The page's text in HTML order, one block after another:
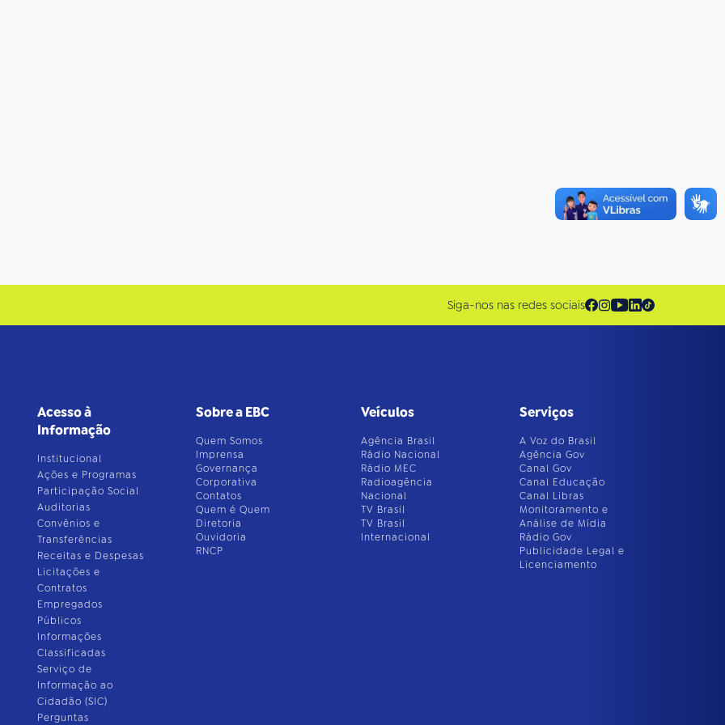
Siga-nos nas redes sociais
Acesso à
Informação
Institucional
Ações e Programas
Participação Social
Auditorias
Convênios e
Transferências
Receitas e Despesas
Licitações e
Contratos
Empregados
Públicos
Informações
Classificadas
Serviço de
Informação ao
Cidadão (SIC)
Perguntas
Sobre a EBC
Quem Somos
Imprensa
Governança
Corporativa
Contatos
Quem é Quem
Diretoria
Ouvidoria
RNCP
Veículos
Agência Brasil
Rádio Nacional
Rádio MEC
Radioagência
Nacional
TV Brasil
TV Brasil
Internacional
Serviços
A Voz do Brasil
Agência Gov
Canal Gov
Canal Educação
Canal Libras
Monitoramento e
Análise de Mídia
Rádio Gov
Publicidade Legal e
Licenciamento